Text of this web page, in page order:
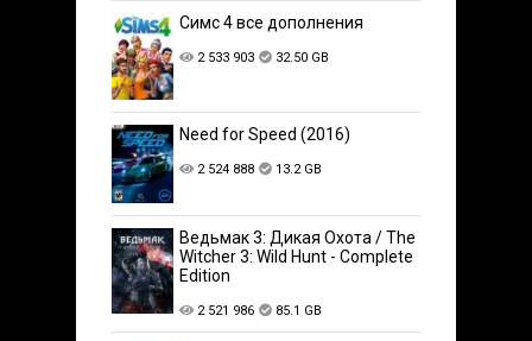
Симс 4 все дополнения
2 533 903 32.50 GB
Need for Speed (2016)
2 524 888 13.2 GB
Ведьмак 3: Дикая Охота / The
Witcher 3: Wild Hunt - Complete
Edition
2 521 986 85.1 GB